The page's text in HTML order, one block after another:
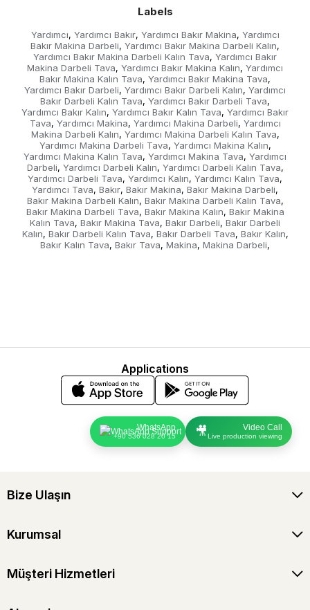
Labels
Yardımcı, Yardımcı Bakır, Yardımcı Bakır Makina, Yardımcı
Bakır Makina Darbeli, Yardımcı Bakır Makina Darbeli Kalın,
Yardımcı Bakır Makina Darbeli Kalın Tava, Yardımcı Bakır
Makina Darbeli Tava, Yardımcı Bakır Makina Kalın, Yardımcı
Bakır Makina Kalın Tava, Yardımcı Bakır Makina Tava,
Yardımcı Bakır Darbeli, Yardımcı Bakır Darbeli Kalın, Yardımcı
Bakır Darbeli Kalın Tava, Yardımcı Bakır Darbeli Tava,
Yardımcı Bakır Kalın, Yardımcı Bakır Kalın Tava, Yardımcı Bakır
Tava, Yardımcı Makina, Yardımcı Makina Darbeli, Yardımcı
Makina Darbeli Kalın, Yardımcı Makina Darbeli Kalın Tava,
Yardımcı Makina Darbeli Tava, Yardımcı Makina Kalın,
Yardımcı Makina Kalın Tava, Yardımcı Makina Tava, Yardımcı
Darbeli, Yardımcı Darbeli Kalın, Yardımcı Darbeli Kalın Tava,
Yardımcı Darbeli Tava, Yardımcı Kalın, Yardımcı Kalın Tava,
Yardımcı Tava, Bakır, Bakır Makina, Bakır Makina Darbeli,
Bakır Makina Darbeli Kalın, Bakır Makina Darbeli Kalın Tava,
Bakır Makina Darbeli Tava, Bakır Makina Kalın, Bakır Makina
Kalın Tava, Bakır Makina Tava, Bakır Darbeli, Bakır Darbeli
Kalın, Bakır Darbeli Kalın Tava, Bakır Darbeli Tava, Bakır Kalın,
Bakır Kalın Tava, Bakır Tava, Makina, Makina Darbeli,
Applications
WhatsApp
+90 536 028 20 15 🎥 Video Call
Live production viewing
Bize Ulaşın
Kurumsal
Müşteri Hizmetleri